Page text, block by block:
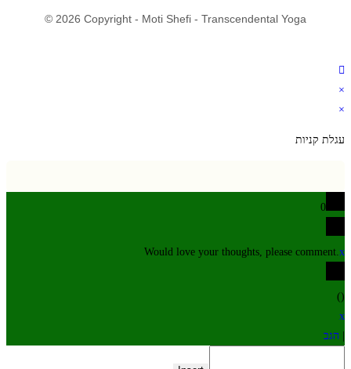
© 2026 Copyright - Moti Shefi - Transcendental Yoga
×
×
עגלת קניות
0
Would love your thoughts, please comment.x
(
)
x
הגב